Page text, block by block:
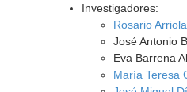
Investigadores:
Rosario
José Antonio
Eva Barrena
María Teresa